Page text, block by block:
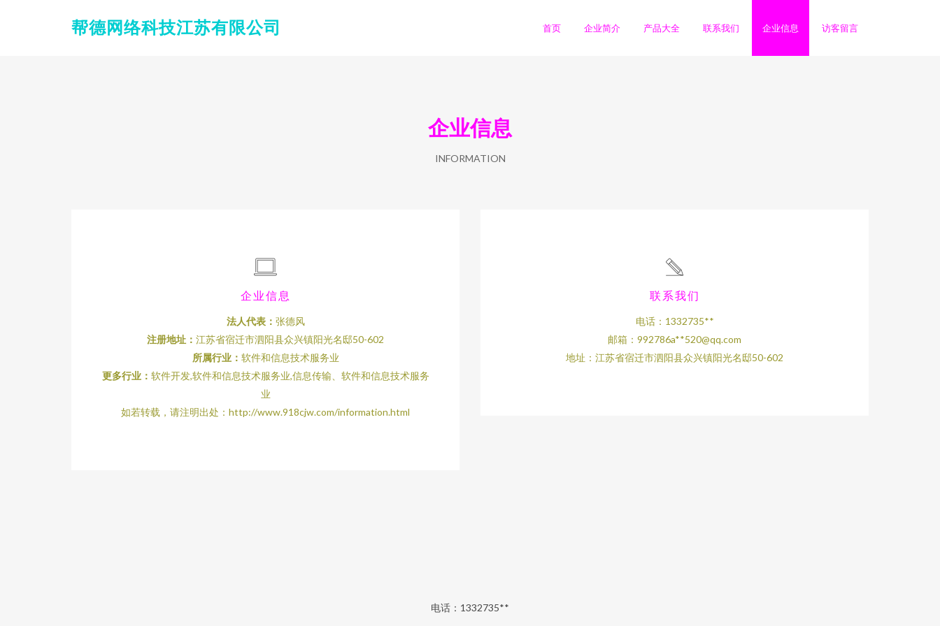
帮德网络科技江苏有限公司 首页 企业简介 产品大全 联系我们 企业信息 访客留言
企业信息
INFORMATION
企业信息
法人代表： 张德风
注册地址： 江苏省宿迁市泗阳县众兴镇阳光名邸50-602
所属行业： 软件和信息技术服务业
更多行业： 软件开发,软件和信息技术服务业,信息传输、软件和信息技术服务
业
如若转载，请注明出处：http://www.918cjw.com/information.html
联系我们
电话：1332735**
邮箱：992786a**520@qq.com
地址：江苏省宿迁市泗阳县众兴镇阳光名邸50-602
电话：1332735**